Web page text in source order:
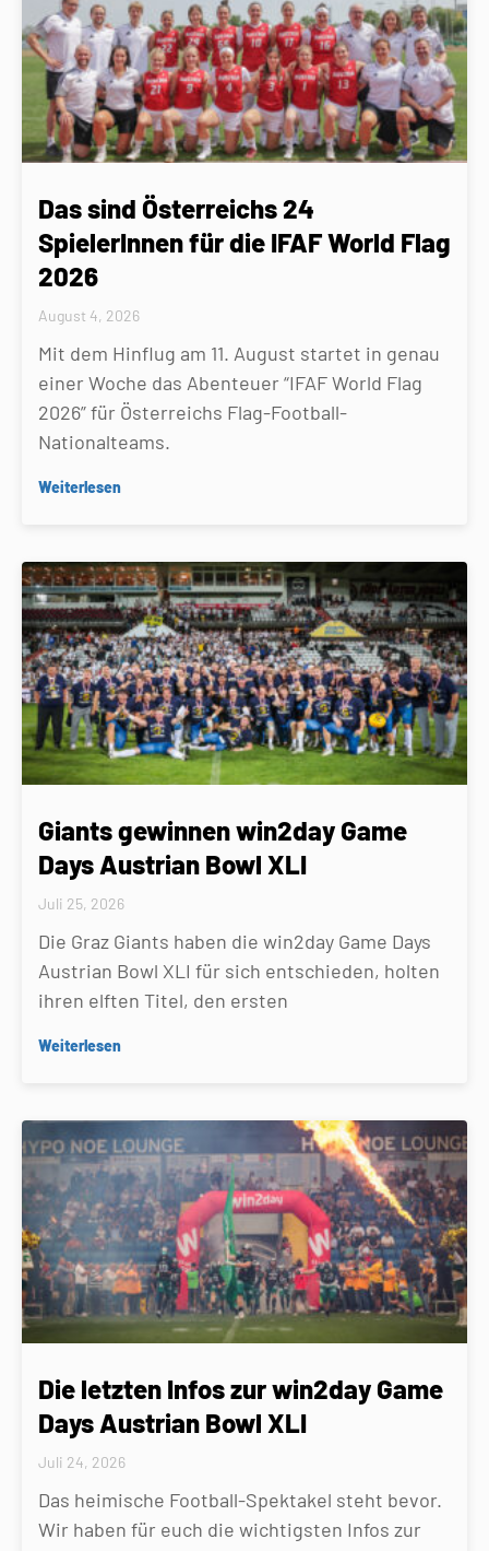
Das sind Österreichs 24
SpielerInnen für die IFAF World Flag
2026
August 4, 2026
Mit dem Hinflug am 11. August startet in genau
einer Woche das Abenteuer “IFAF World Flag
2026” für Österreichs Flag-Football-
Nationalteams.
Weiterlesen
Giants gewinnen win2day Game
Days Austrian Bowl XLI
Juli 25, 2026
Die Graz Giants haben die win2day Game Days
Austrian Bowl XLI für sich entschieden, holten
ihren elften Titel, den ersten
Weiterlesen
Die letzten Infos zur win2day Game
Days Austrian Bowl XLI
Juli 24, 2026
Das heimische Football-Spektakel steht bevor.
Wir haben für euch die wichtigsten Infos zur